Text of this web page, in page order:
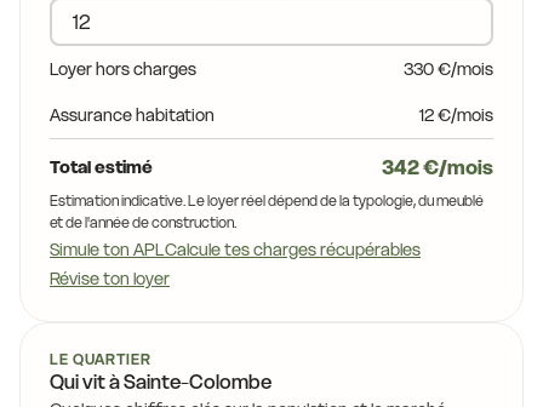
11,7 €
10,7 €
Loyer hors charges 330 €/mois
Assurance habitation 12 €/mois
Total estimé 342 €/mois
Estimation indicative. Le loyer réel dépend de la typologie, du meublé
et de l'année de construction.
Simule ton APLCalcule tes charges récupérables
Révise ton loyer
LE QUARTIER
Qui vit à Sainte-Colombe